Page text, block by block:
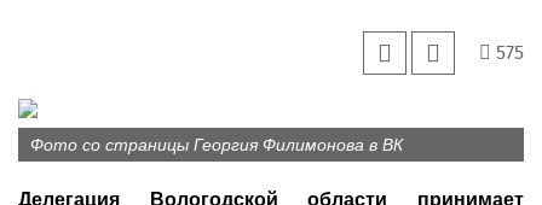
575
Фото со страницы Георгия Филимонова в ВК
Делегация Вологодской области принимает